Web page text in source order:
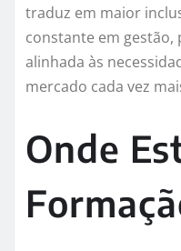
traduz em maior
constante em gestão,
alinhada às
mercado cada vez
Onde